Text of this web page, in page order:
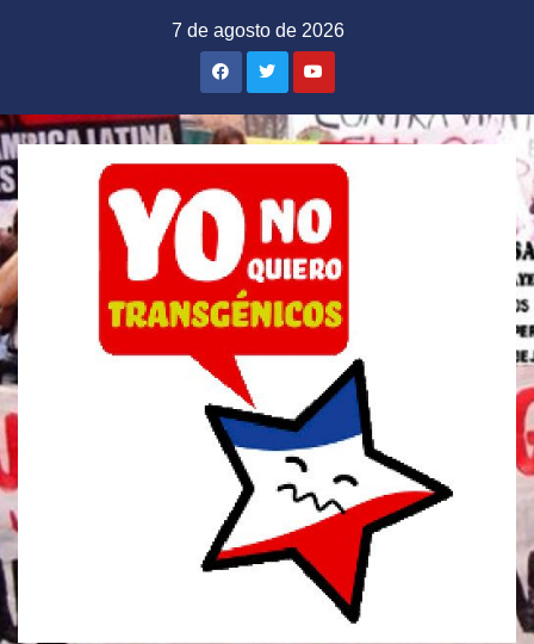
7 de agosto de 2026